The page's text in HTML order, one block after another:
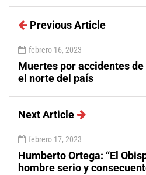
Previous Article
febrero 16, 2023
Muertes por accidentes
el norte del país
Next Article
febrero 17, 2023
Humberto Ortega: “El
hombre serio y